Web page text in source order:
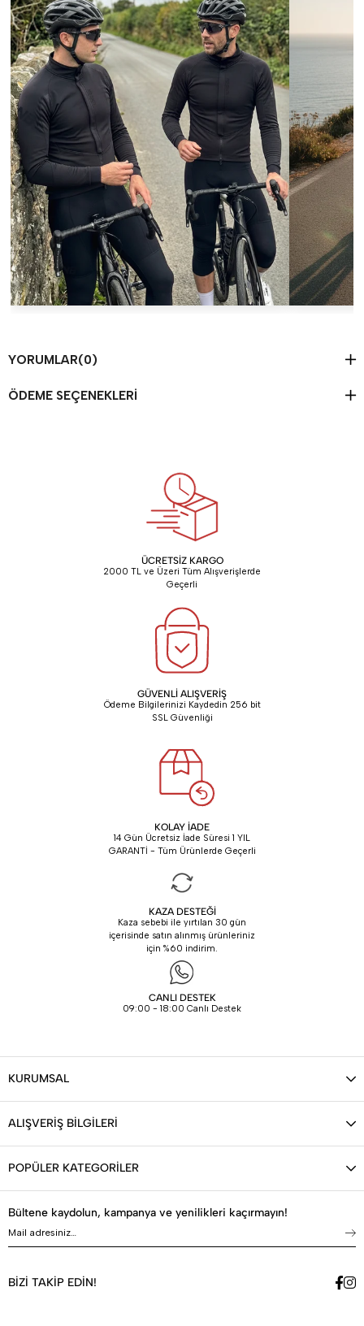
YORUMLAR(0)
ÖDEME SEÇENEKLERI
ÜCRETSİZ KARGO
2000 TL ve Üzeri Tüm Alışverişlerde
Geçerli
GÜVENLİ ALIŞVERİŞ
Ödeme Bilgilerinizi Kaydedin 256 bit
SSL Güvenliği
KOLAY İADE
14 Gün Ücretsiz İade Süresi 1 YIL
GARANTİ - Tüm Ürünlerde Geçerli
KAZA DESTEĞİ
Kaza sebebi ile yırtılan 30 gün
içerisinde satın alınmış ürünleriniz
için %60 indirim.
CANLI DESTEK
09:00 - 18:00 Canlı Destek
KURUMSAL
ALIŞVERİŞ BİLGİLERİ
POPÜLER KATEGORİLER
Bültene kaydolun, kampanya ve yenilikleri kaçırmayın!
BİZİ TAKİP EDİN!